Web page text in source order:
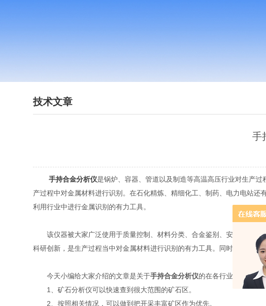
技术文章
手
手持合金分析仪是锅炉、容器、管道以及制造等高温高压行业对生产
产过程中对金属材料进行识别。在石化精炼、精细化工、制药、电力电站
利用行业中进行金属识别的有力工具。
该仪器被大家广泛使用于质量控制、材料分类、合金鉴别、安全防范以
科研创新，是生产过程当中对金属材料进行识别的有力工具。同时客户可以
今天小编给大家介绍的文章是关于手持合金分析仪的在各行业中的用途
1、矿石分析仪可以快速查到很大范围的矿石区。
2、按照相关情况，可以做到把开采丰富矿区作为优先。